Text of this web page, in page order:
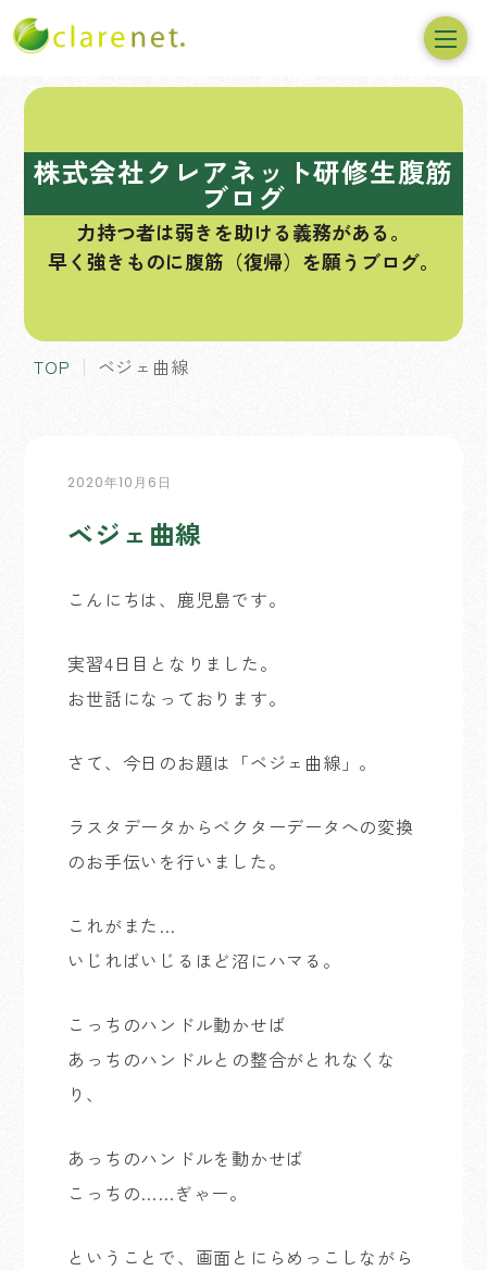
株式会社クレアネット研修生腹筋
ブログ
力持つ者は弱きを助ける義務がある。
早く強きものに腹筋（復帰）を願うブログ。
TOP ベジェ曲線
2020年10月6日
ベジェ曲線
こんにちは、鹿児島です。
実習4日目となりました。
お世話になっております。
さて、今日のお題は「ベジェ曲線」。
ラスタデータからベクターデータへの変換
のお手伝いを行いました。
これがまた…
いじればいじるほど沼にハマる。
こっちのハンドル動かせば
あっちのハンドルとの整合がとれなくな
り、
あっちのハンドルを動かせば
こっちの……ぎゃー。
ということで、画面とにらめっこしながら